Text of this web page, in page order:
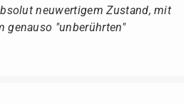
neuwertigem Zustand, mit
genauso "unberührten"